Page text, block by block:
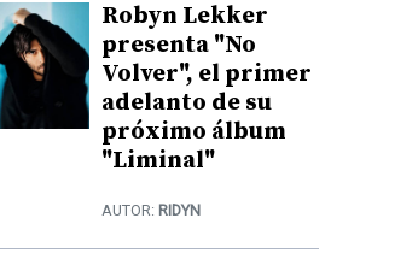
Robyn Lekker
presenta "No
Volver", el primer
adelanto de su
próximo álbum
"Liminal"
AUTOR: RIDYN